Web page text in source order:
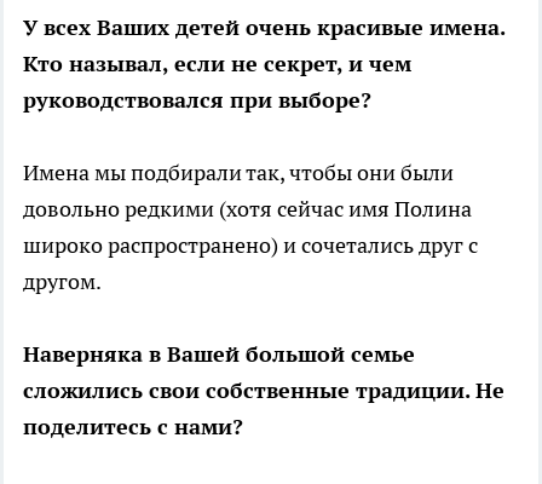
У всех Ваших детей очень красивые имена.
Кто называл, если не секрет, и чем
руководствовался при выборе?
Имена мы подбирали так, чтобы они были
довольно редкими (хотя сейчас имя Полина
широко распространено) и сочетались друг с
другом.
Наверняка в Вашей большой семье
сложились свои собственные традиции. Не
поделитесь с нами?